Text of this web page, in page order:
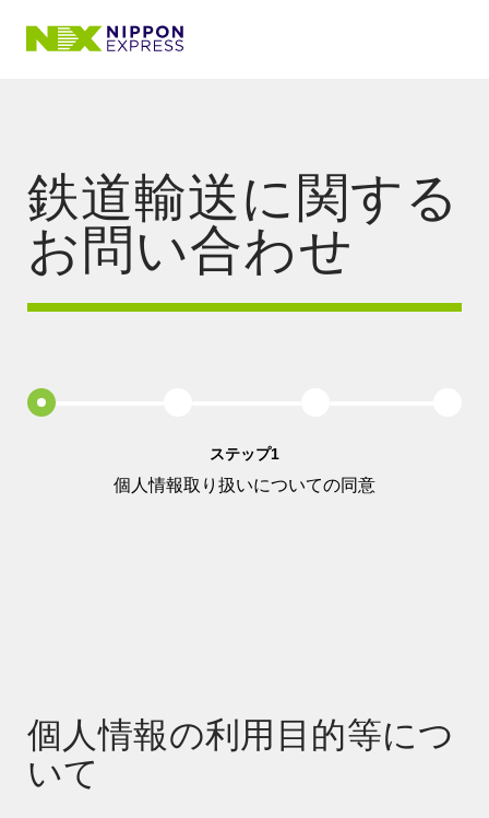
鉄道輸送に関する
お問い合わせ
ステップ1
個人情報取り扱いについての同意
個人情報の利用目的等につ
いて